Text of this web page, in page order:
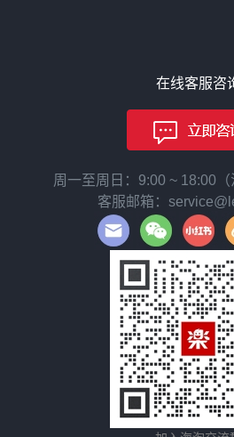
在线客服咨
周一至周日：9:00 ~ 18:00（
客服邮箱：